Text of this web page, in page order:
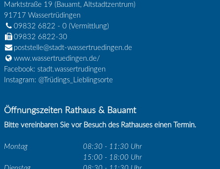
Marktstraße 19 (Bauamt, Altstadtzentrum)
91717 Wassertrüdingen
09832 6822 - 0(Vermittlung)
09832 6822-30
poststelle@stadt-wassertruedingen.de
www.wassertruedingen.de/
Facebook: stadt.wassertrudingen
Instagram: @Trüdings_Lieblingsorte
Öffnungszeiten Rathaus & Bauamt
Bitte vereinbaren Sie vor Besuch des Rathauses einen Termin.
Montag
08:30 - 11:30 Uhr
15:00 - 18:00 Uhr